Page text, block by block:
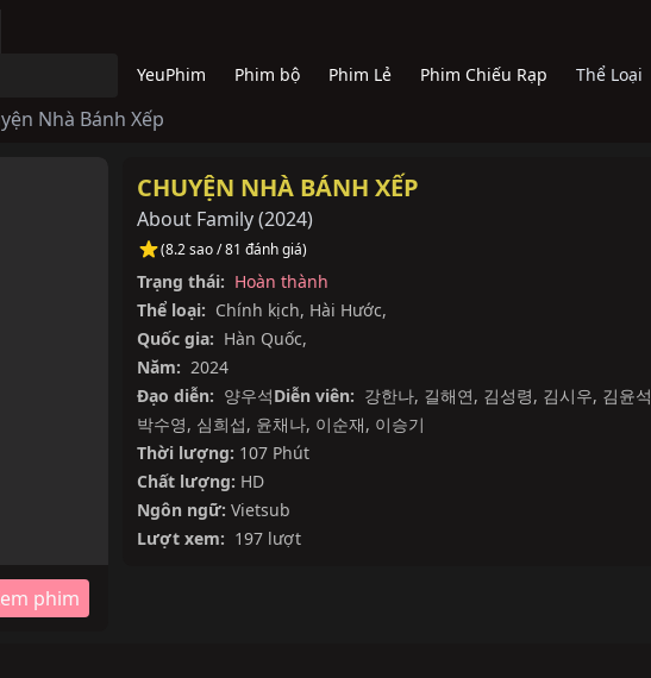
YeuPhim Phim bộ Phim Lẻ Phim Chiếu Rạp Thể Loại
Nhà Bánh Xếp
phim
CHUYỆN NHÀ BÁNH XẾP
About Family(2024)
(8.2 sao / 81 đánh giá)
Trạng thái: Hoàn thành
Thể loại: Chính kịch, Hài Hước,
Quốc gia: Hàn Quốc,
Năm: 2024
Đạo diễn: 양우석Diễn viên: 강한나, 길해연, 김성령, 김시우, 김윤석
박수영, 심희섭, 윤채나, 이순재, 이승기
Thời lượng: 107 Phút
Chất lượng: HD
Ngôn ngữ: Vietsub
Lượt xem: 197 lượt